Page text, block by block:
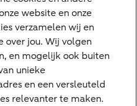
website en onze
verzamelen wij en
over jou. Wij volgen
en mogelijk ook buiten
unieke
en een versleuteld
relevanter te maken.